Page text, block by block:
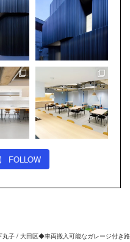
FOLLOW
子 / 大田区◆車両搬入可能なガレージ付き路